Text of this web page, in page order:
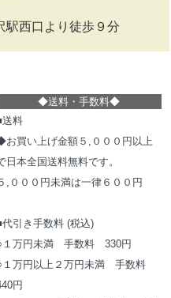
西口より徒歩９分
◆送料・手数料◆
送料
お買い上げ金額５,０００円以上
日本全国送料無料です。
,０００円未満は一律６００円
代引き手数料 (税込)
１万円未満 手数料 330円
１万円以上２万円未満 手数料
円